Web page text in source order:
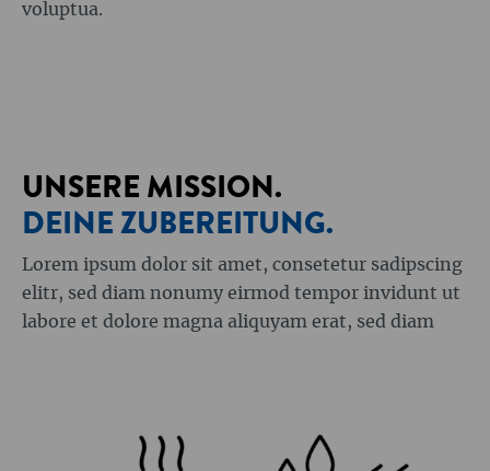
voluptua.
UNSERE MISSION.
DEINE ZUBEREITUNG.
Lorem ipsum dolor sit amet, consetetur sadipscing
elitr, sed diam nonumy eirmod tempor invidunt ut
labore et dolore magna aliquyam erat, sed diam